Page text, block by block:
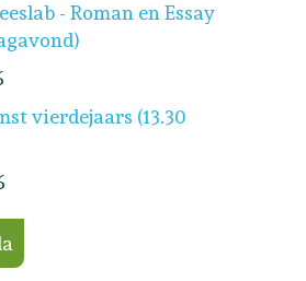
- Roman en Essay
vierdejaars (13.30